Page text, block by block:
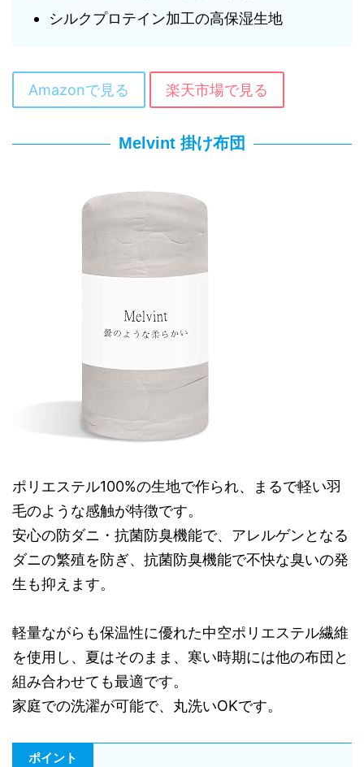
シルクプロテイン加工の高保湿生地
Amazonで見る 楽天市場で見る
Melvint 掛け布団
ポリエステル100%の生地で作られ、まるで軽い羽
毛のような感触が特徴です。
安心の防ダニ・抗菌防臭機能で、アレルゲンとなる
ダニの繁殖を防ぎ、抗菌防臭機能で不快な臭いの発
生も抑えます。
軽量ながらも保温性に優れた中空ポリエステル繊維
を使用し、夏はそのまま、寒い時期には他の布団と
組み合わせても最適です。
家庭での洗濯が可能で、丸洗いOKです。
ポイント